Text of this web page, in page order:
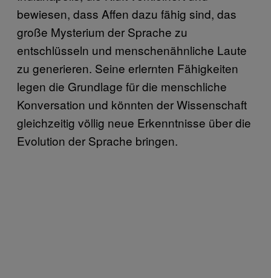
bewiesen, dass Affen dazu fähig sind, das
große Mysterium der Sprache zu
entschlüsseln und menschenähnliche Laute
zu generieren. Seine erlernten Fähigkeiten
legen die Grundlage für die menschliche
Konversation und könnten der Wissenschaft
gleichzeitig völlig neue Erkenntnisse über die
Evolution der Sprache bringen.